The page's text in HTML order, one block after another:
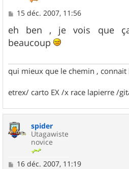
M
s
s
a
15 déc. 2007, 11:56
eh ben , je vois que
beaucoup
qui mieux que le chemin ,
etrex/ carto EX /x race lapierre /
spider
Utagawiste
novice
M16 déc. 2007, 11:19